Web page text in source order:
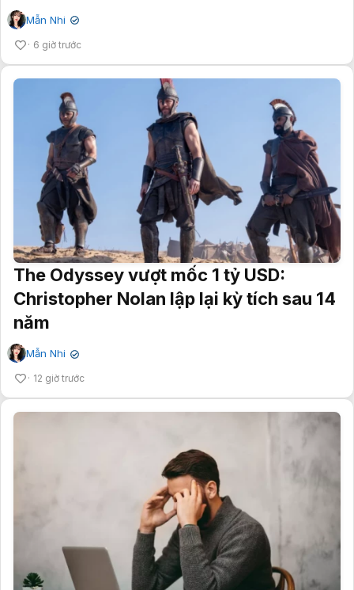
Mẫn Nhi ✔
6 giờ trước
The Odyssey vượt mốc 1 tỷ USD:
Christopher Nolan lập lại kỳ tích sau 14
năm
Mẫn Nhi ✔
12 giờ trước